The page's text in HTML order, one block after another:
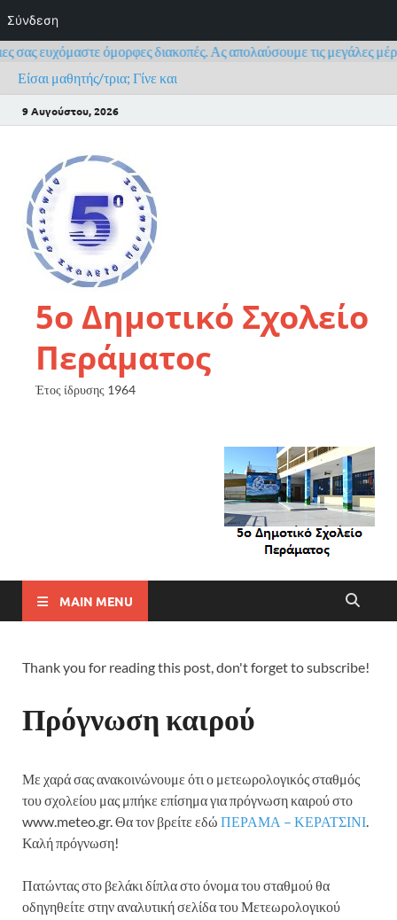
σας ευχόμαστε όμορφες διακοπές. Ας απολαύσουμε τις μεγάλες
Σύνδεση
Είσαι μαθητής/τρια; Γίνε και εσύ μέλος του Πανελλήνιου Σχολικού
9 Αυγούστου, 2026
5ο Δημοτικό Σχολείο
Περάματος
Έτος ίδρυσης 1964
MAIN MENU
Thank you for reading this post, don't forget to subscribe!
Πρόγνωση καιρού
Με χαρά σας ανακοινώνουμε ότι ο μετεωρολογικός σταθμός
του σχολείου μας μπήκε επίσημα για πρόγνωση καιρού στο
www.meteo.gr. Θα τον βρείτε εδώ ΠΕΡΑΜΑ – ΚΕΡΑΤΣΙΝΙ.
Καλή πρόγνωση!
Πατώντας στο βελάκι δίπλα στο όνομα του σταθμού θα
οδηγηθείτε στην αναλυτική σελίδα τουΜετεωρολογικού